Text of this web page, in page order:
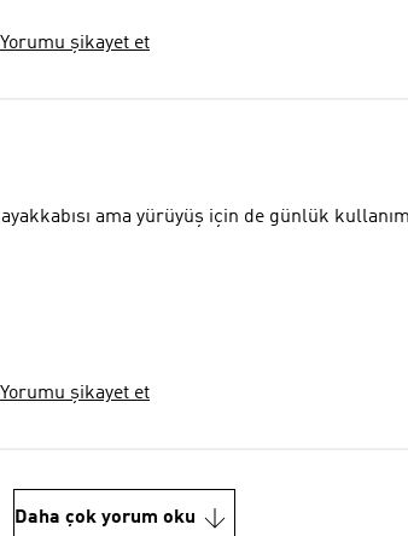
Yorumu şikayet et
ama yürüyüş için de günlük
Yorumu şikayet et
Daha çok yorum oku